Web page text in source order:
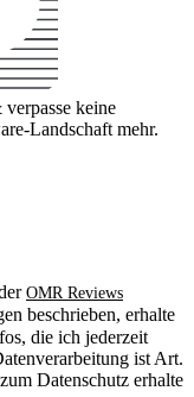
keine
Landschaft mehr.
OMR Reviews
beschrieben, erhalte
die ich jederzeit
ist Art.
Datenschutz erhalte